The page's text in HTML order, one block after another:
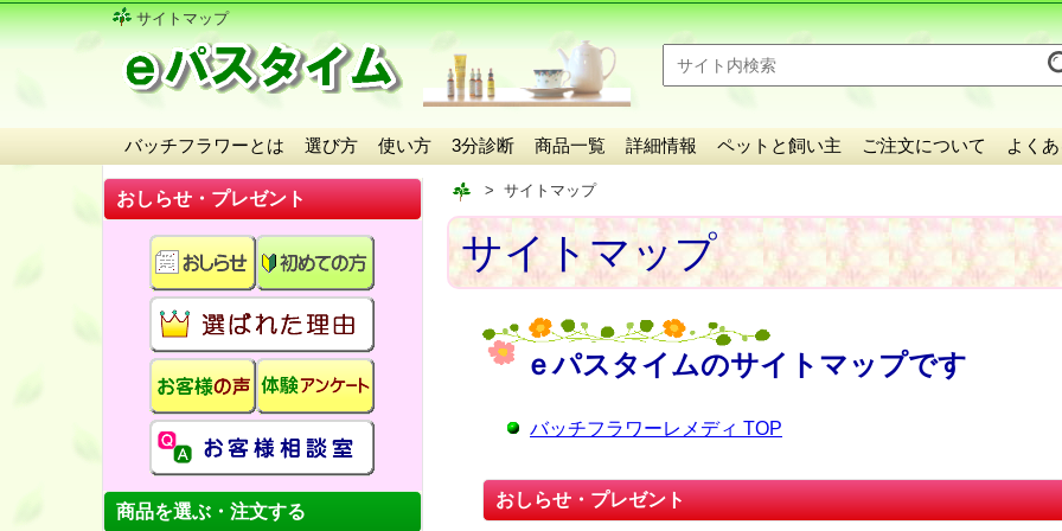
サイトマップ
バッチフラワーとは 選び方 使い方 3分診断 商品一覧 詳細情報 ペットと飼い主 ご注文について よく
おしらせ・プレゼント
商品を選ぶ・注文する
サイトマップ
サイトマップ
ｅパスタイムのサイトマップです
バッチフラワーレメディ TOP
おしらせ・プレゼント